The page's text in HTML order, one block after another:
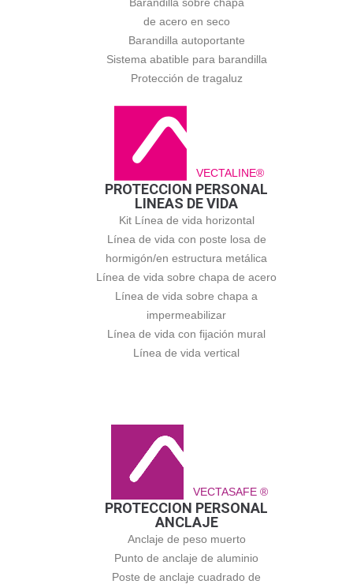
de acero en seco
Barandilla autoportante
Sistema abatible para barandilla
Protección de tragaluz
VECTALINE®
PROTECCION PERSONAL
LINEAS DE VIDA
Kit Línea de vida horizontal
Línea de vida con poste losa de
hormigón/en estructura metálica
Línea de vida sobre chapa de acero
Línea de vida sobre chapa a
impermeabilizar
Línea de vida con fijación mural
Línea de vida vertical
VECTASAFE ®
PROTECCION PERSONAL
ANCLAJE
Anclaje de peso muerto
Punto de anclaje de aluminio
Poste de anclaje cuadrado de